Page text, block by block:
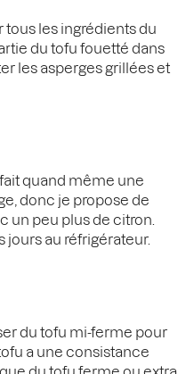
tous les ingrédients du
du tofu fouetté dans
les asperges grillées et
quand même une
donc je propose de
un peu plus de citron.
jours au réfrigérateur.
du tofu mi-ferme pour
a une consistance